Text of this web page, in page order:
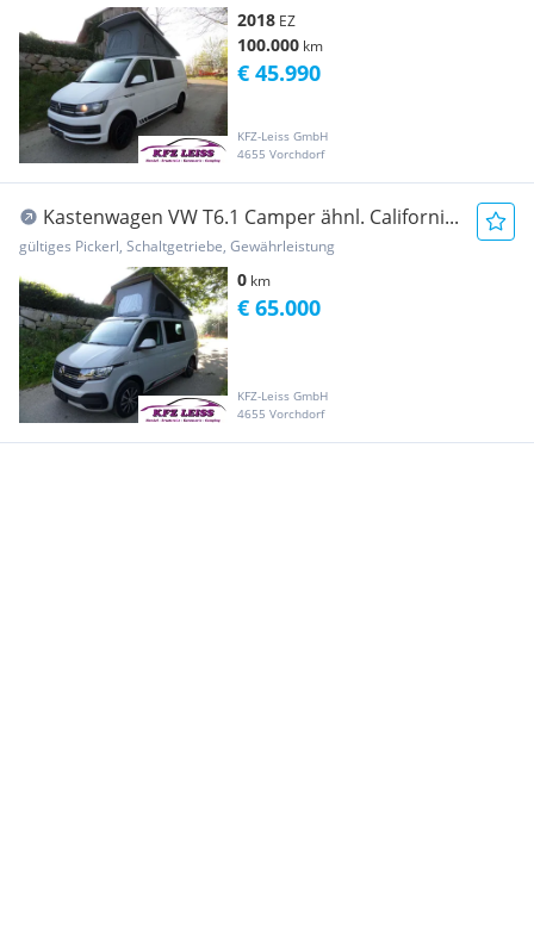
2018 EZ
100.000 km
KFZ-Leiss GmbH
4655 Vorchdorf
€ 45.990
Kastenwagen VW T6.1 Camper ähnl. Californi...
gültiges Pickerl, Schaltgetriebe, Gewährleistung
0 km
KFZ-Leiss GmbH
4655 Vorchdorf
€ 65.000